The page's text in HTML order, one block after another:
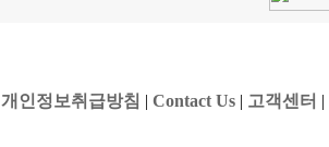
개인정보취급방침 | Contact Us| 고객센터 |